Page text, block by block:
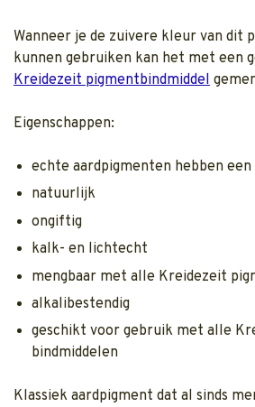
Wanneer je de zuivere kleur van dit
kunnen gebruiken kan het met een
Kreidezeit pigmentbindmiddel
Eigenschappen:
echte aardpigmenten hebben
natuurlijk
ongiftig
kalk- en lichtecht
mengbaar met alle Kreidezeit
alkalibestendig
geschikt voor gebruik met alle
bindmiddelen
Klassiek aardpigment dat al sinds